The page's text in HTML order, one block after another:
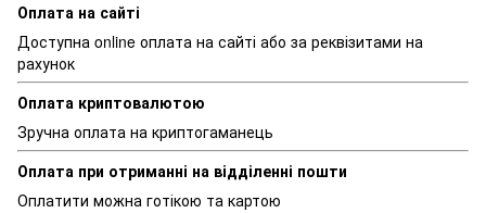
Оплата на сайті
Доступна online оплата на сайті або за реквізитами на
рахунок
Оплата криптовалютою
Зручна оплата на криптогаманець
Оплата при отриманні на відділенні пошти
Оплатити можна готікою та картою